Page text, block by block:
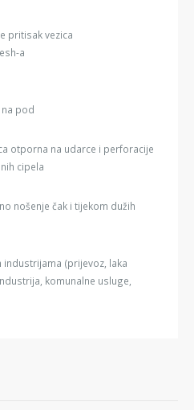
pritisak vezica
a
pod
otporna na udarce i perforacije
cipela
nošenje čak i tijekom dužih
(prijevoz, laka
komunalne usluge,